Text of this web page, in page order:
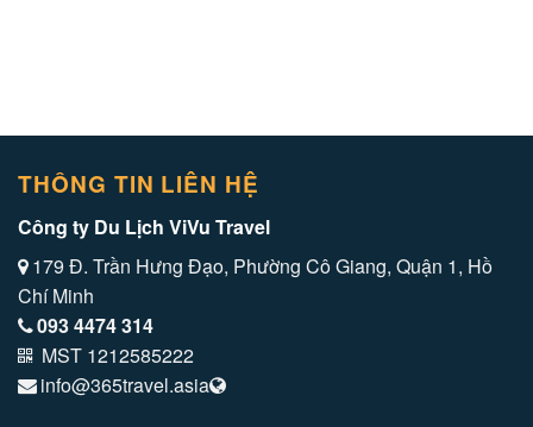
THÔNG TIN LIÊN HỆ
Công ty Du Lịch ViVu Travel
179 Đ. Trần Hưng Đạo, Phường Cô Giang, Quận 1, Hồ
Chí Minh
093 4474 314
MST 1212585222
info@365travel.asia